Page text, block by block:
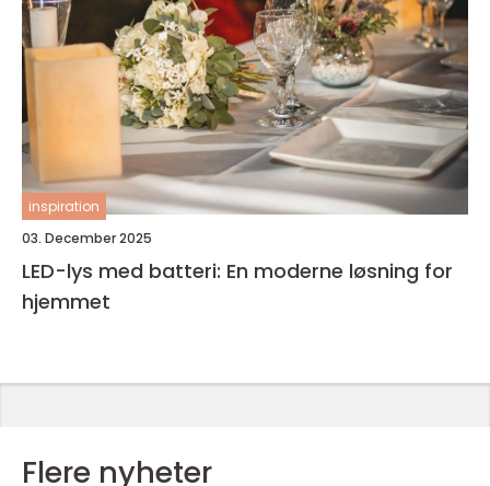
inspiration
03. December 2025
LED-lys med batteri: En moderne løsning for
hjemmet
Flere nyheter